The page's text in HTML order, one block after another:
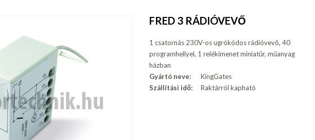
FRED 3 RÁDIÓVEVŐ
1 csatornás 230V-os ugrókódos rádióvevõ, 40
programhellyel, 1 relékimenet miniatűr, műanyag
házban
Gyártó neve:
KingGates
Szállítási idő:
Raktárról kapható